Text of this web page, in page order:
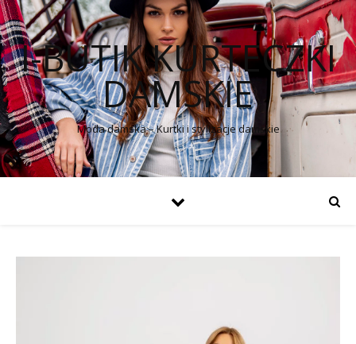
I-BUTIK KURTECZKI
DAMSKIE
Moda damska – Kurtki i stylizacje damskie